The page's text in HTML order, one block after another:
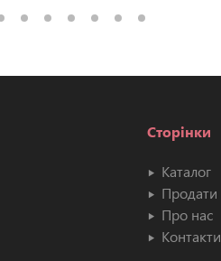
Сторінки
Каталог
Продати
Про нас
Контакти